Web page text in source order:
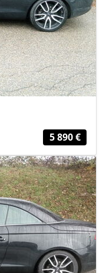
5 890 €